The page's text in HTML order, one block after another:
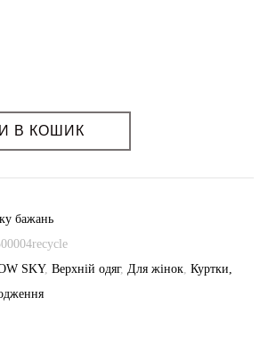
при 30 – 40 градусах або хімчистка. Не
Сушка горизонтальна. Прасувати паром.
на сторінці
так
3-4
В КОШИК
бажань
SKY, Верхній одяг, Для жінок Куртки,